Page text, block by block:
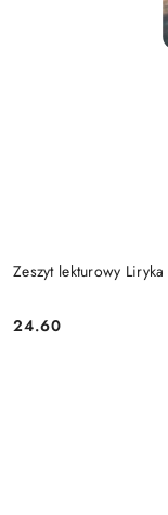
Zeszyt lekturowy
Cena:
24.60